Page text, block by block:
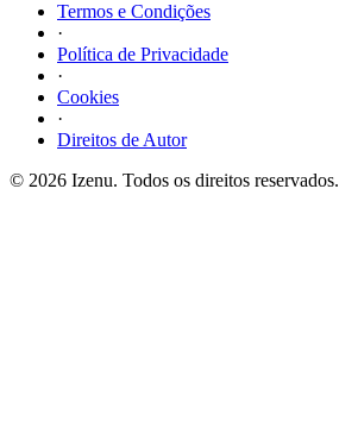
Termos e Condições
·
Política de Privacidade
·
Cookies
·
Direitos de Autor
© 2026 Izenu. Todos os direitos reservados.